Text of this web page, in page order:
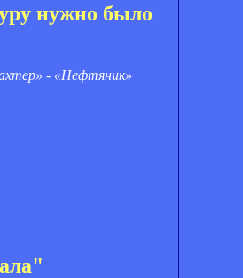
нужно было
- «Нефтяник»